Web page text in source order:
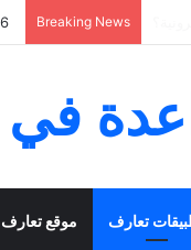
Breaking News
في
موقع تعارف